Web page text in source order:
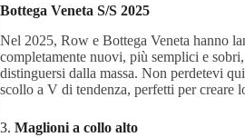
Bottega Veneta S/S 2025
Nel 2025, Row e Bottega Veneta hanno
completamente nuovi, più semplici e
distinguersi dalla massa. Non perdetevi
scollo a V di tendenza, perfetti per creare
3. Maglioni a collo alto